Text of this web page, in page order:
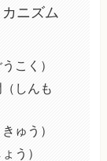
ニズム
こく）
しんも
ゅう）
う）